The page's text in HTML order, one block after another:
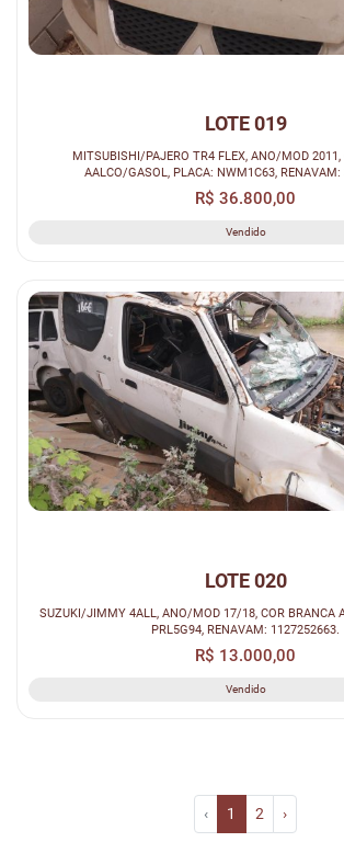
LOTE 019
MITSUBISHI/PAJERO TR4 FLEX, ANO/MOD 2011,
AALCO/GASOL, PLACA: NWM1C63,
R$ 36.800,00
Vendido
LOTE 020
SUZUKI/JIMMY 4ALL, ANO/MOD 17/18, COR BRANCA
PRL5G94, RENAVAM: 1127252663.
R$ 13.000,00
Vendido
‹ 1 2 ›